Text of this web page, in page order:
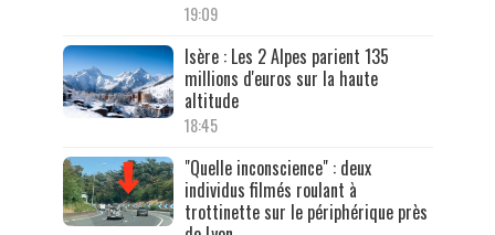
19:09
Isère : Les 2 Alpes parient 135
millions d'euros sur la haute
altitude
18:45
"Quelle inconscience" : deux
individus filmés roulant à
trottinette sur le périphérique près